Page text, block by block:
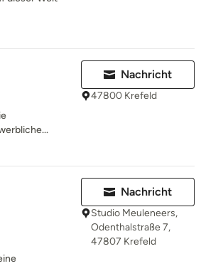
Nachricht
47800 Krefeld
Nachricht
Studio Meuleneers,
Odenthalstraße 7,
47807 Krefeld